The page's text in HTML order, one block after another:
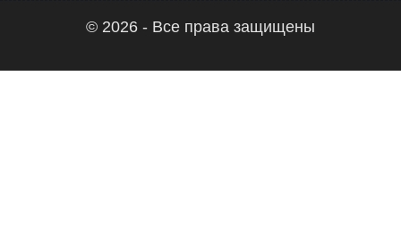
© 2026 - Все права защищены